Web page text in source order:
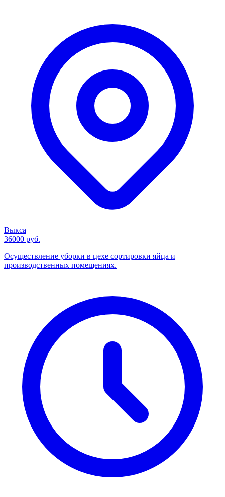
Выкса
36000 руб.
Осуществление уборки в цехе сортировки яйца и
производственных помещениях.